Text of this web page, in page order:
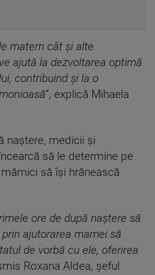
matern cât şi alte
ajută la dezvoltarea optimă
contribuind şi la o
”, explică Mihaela
naştere, medicii şi
să le determine pe
să îşi hrănească
ore de după naştere să
ajutorarea mamei să
de vorbă cu ele, oferirea
Roxana Aldea, şeful